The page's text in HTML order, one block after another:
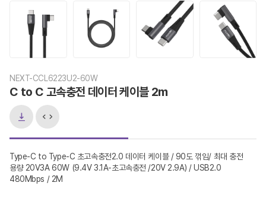
NEXT-CCL6223U2-60W
C to C 고속충전 데이터 케이블 2m
Type-C to Type-C 초고속충전2.0 데이터 케이블 / 90도 꺾임/ 최대 충전
용량 20V3A 60W (9.4V 3.1A-초고속충전 /20V 2.9A) / USB2.0
480Mbps / 2M